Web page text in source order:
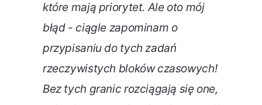
które mają priorytet. Ale oto mój
błąd - ciągle zapominam o
przypisaniu do tych zadań
rzeczywistych bloków czasowych!
Bez tych granic rozciągają się one,